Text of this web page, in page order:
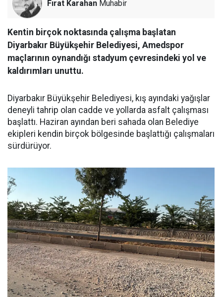
Fırat Karahan Muhabir
Kentin birçok noktasında çalışma başlatan
Diyarbakır Büyükşehir Belediyesi, Amedspor
maçlarının oynandığı stadyum çevresindeki yol ve
kaldırımları unuttu.
Diyarbakır Büyükşehir Belediyesi, kış ayındaki yağışlar
deneyli tahrip olan cadde ve yollarda asfalt çalışması
başlattı. Haziran ayından beri sahada olan Belediye
ekipleri kendin birçok bölgesinde başlattığı çalışmaları
sürdürüyor.